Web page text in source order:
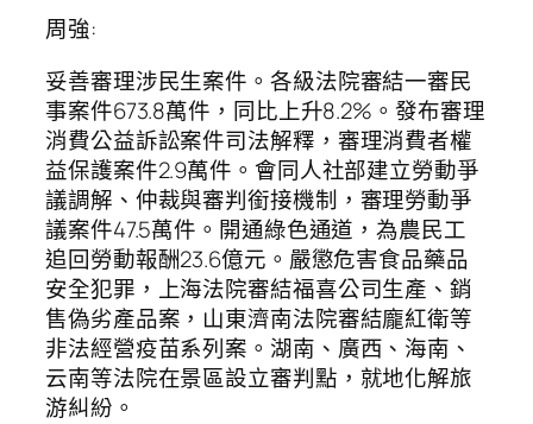
周強:
妥善審理涉民生案件。各級法院審結一審民
事案件673.8萬件，同比上升8.2%。發布審理
消費公益訴訟案件司法解釋，審理消費者權
益保護案件2.9萬件。會同人社部建立勞動爭
議調解、仲裁與審判銜接機制，審理勞動爭
議案件47.5萬件。開通綠色通道，為農民工
追回勞動報酬23.6億元。嚴懲危害食品藥品
安全犯罪，上海法院審結福喜公司生產、銷
售偽劣產品案，山東濟南法院審結龐紅衛等
非法經營疫苗系列案。湖南、廣西、海南、
云南等法院在景區設立審判點，就地化解旅
游糾紛。